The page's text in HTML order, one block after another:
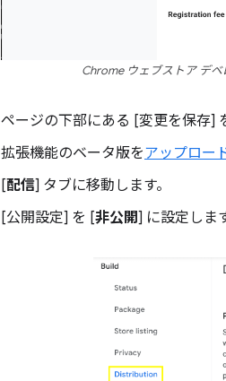
Chrome ウェブストア デ
ページの下部にある [変更を保存]
拡張機能のベータ版をアップロー
[配信] タブに移動します。
[公開設定] を [非公開] に設定します